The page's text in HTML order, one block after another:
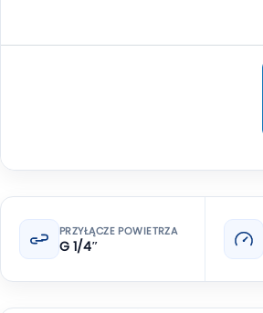
PRZYŁĄCZE POWIETRZA
G 1/4″